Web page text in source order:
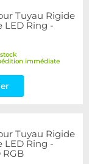
Tuyau Rigide
LED Ring -
immédiate
Tuyau Rigide
LED Ring -
RGB